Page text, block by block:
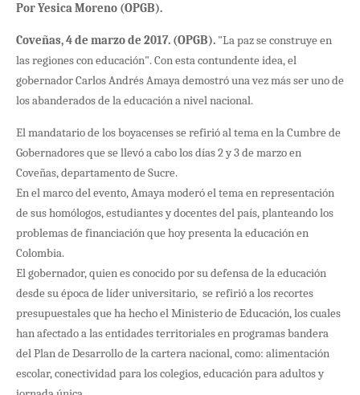
Por Yesica Moreno (OPGB).
Coveñas, 4 de marzo de 2017. (OPGB). "La paz se construye en
las regiones con educación". Con esta contundente idea, el
gobernador Carlos Andrés Amaya demostró una vez más ser uno de
los abanderados de la educación a nivel nacional.
El mandatario de los boyacenses se refirió al tema en la Cumbre de
Gobernadores que se llevó a cabo los días 2 y 3 de marzo en
Coveñas, departamento de Sucre.
En el marco del evento, Amaya moderó el tema en representación
de sus homólogos, estudiantes y docentes del país, planteando los
problemas de financiación que hoy presenta la educación en
Colombia.
El gobernador, quien es conocido por su defensa de la educación
desde su época de líder universitario, se refirió a los recortes
presupuestales que ha hecho el Ministerio de Educación, los cuales
han afectado a las entidades territoriales en programas bandera
del Plan de Desarrollo de la cartera nacional, como: alimentación
escolar, conectividad para los colegios, educación para adultos y